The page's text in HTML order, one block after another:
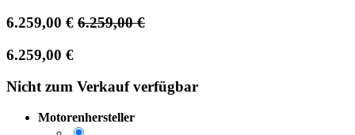
6.259,00 € 6.259,00€
6.259,00 €
Nicht zum Verkauf verfügbar
Motorenhersteller